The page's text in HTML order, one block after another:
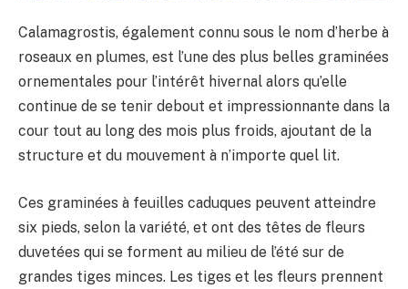
Calamagrostis, également connu sous le nom d’herbe à
roseaux en plumes, est l’une des plus belles graminées
ornementales pour l’intérêt hivernal alors qu’elle
continue de se tenir debout et impressionnante dans la
cour tout au long des mois plus froids, ajoutant de la
structure et du mouvement à n’importe quel lit.
Ces graminées à feuilles caduques peuvent atteindre
six pieds, selon la variété, et ont des têtes de fleurs
duvetées qui se forment au milieu de l’été sur de
grandes tiges minces. Les tiges et les fleurs prennent